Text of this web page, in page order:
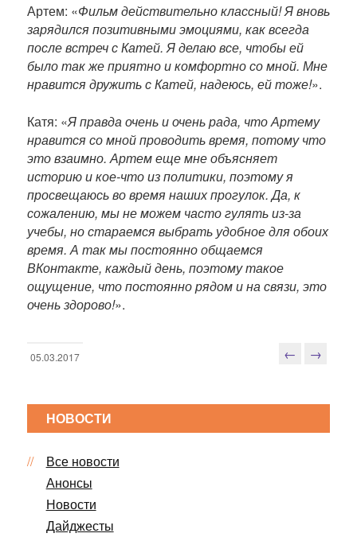
Артем: «Фильм действительно классный! Я вновь
зарядился позитивными эмоциями, как всегда
после встреч с Катей. Я делаю все, чтобы ей
было так же приятно и комфортно со мной. Мне
нравится дружить с Катей, надеюсь, ей тоже!».
Катя: «Я правда очень и очень рада, что Артему
нравится со мной проводить время, потому что
это взаимно. Артем еще мне объясняет
историю и кое-что из политики, поэтому я
просвещаюсь во время наших прогулок. Да, к
сожалению, мы не можем часто гулять из-за
учебы, но стараемся выбрать удобное для обоих
время. А так мы постоянно общаемся
ВКонтакте, каждый день, поэтому такое
ощущение, что постоянно рядом и на связи, это
очень здорово!».
05.03.2017
в
а
← →
НОВОСТИ
Все новости
Анонсы
Новости
Дайджесты